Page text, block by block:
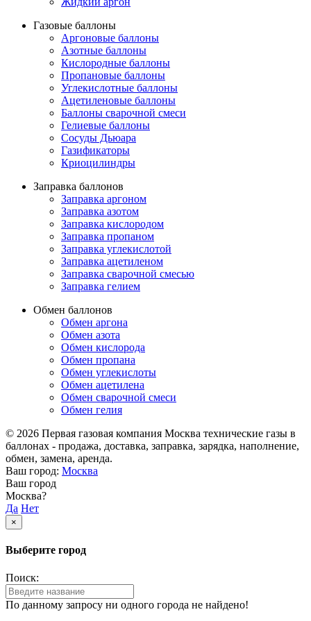
Газовые баллоны
Аргоновые баллоны
Азотные баллоны
Кислородные баллоны
Пропановые баллоны
Углекислотные баллоны
Ацетиленовые баллоны
Баллоны сварочной смеси
Гелиевые баллоны
Сосуды Дьюара
Газификаторы
Криоцилиндры
Заправка баллонов
Заправка аргоном
Заправка азотом
Заправка кислородом
Заправка пропаном
Заправка углекислотой
Заправка ацетиленом
Заправка сварочной смесью
Заправка гелием
Обмен баллонов
Обмен аргона
Обмен азота
Обмен кислорода
Обмен пропана
Обмен углекислоты
Обмен ацетилена
Обмен сварочной смеси
Обмен гелия
© 2026 Первая газовая компания Москва технические газы в
баллонах - продажа, доставка, заправка, зарядка, наполнение,
обмен, замена, аренда.
Ваш город: Москва
Ваш город
Москва?
Да Нет
×
Выберите город
Поиск:
По данному запросу ни одного города не найдено!